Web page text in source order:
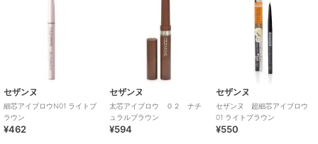
セザンヌ
細芯アイブロウN01 ライトブ
ラウン
¥462
セザンヌ
太芯アイブロウ ０２ ナチ
ュラルブラウン
¥594
セザンヌ
セザンヌ 超細芯アイブロウ
01 ライトブラウン
¥550